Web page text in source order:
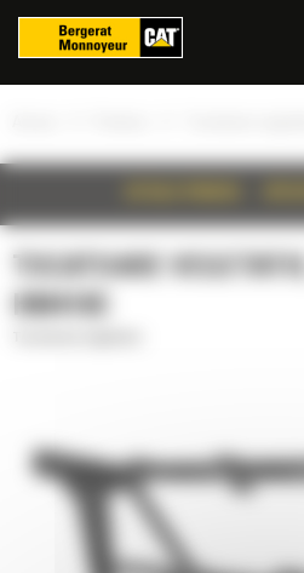
TOCATOARE VEGETATIE,
HM418C
Panoul de gestionare a panourilor cookie